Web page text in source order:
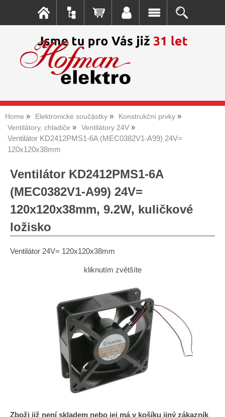
Home Elektronické součástky
Konstrukční prvky
Ventilátory, chladiče
Ventilátory 24V
Ventilátor KD2412PMS1-6A (MEC0382V1-A99) 24V=
120x120x38mm
Ventilátor KD2412PMS1-6A
(MEC0382V1-A99) 24V=
120x120x38mm, 9.2W, kuličkové
ložisko
Ventilátor 24V= 120x120x38mm
kliknutím zvětšíte
Zboži již není skladem nebo jej má v košíku jiný zákazník